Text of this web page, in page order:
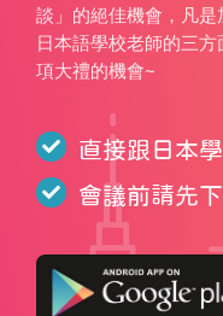
談」的絕佳機會，凡是
日本語學校老師的三
項大禮的機會~
直接跟日本
會議前請先